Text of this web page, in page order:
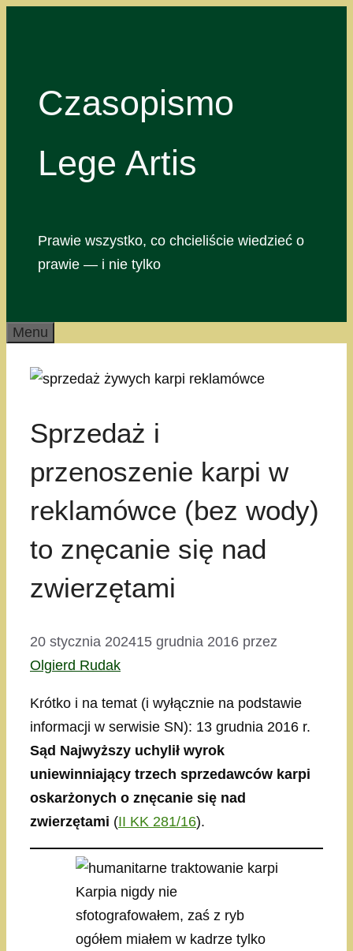
Czasopismo
Lege Artis
Prawie wszystko, co chcieliście wiedzieć o
prawie — i nie tylko
Menu
Sprzedaż i
przenoszenie karpi w
reklamówce (bez wody)
to znęcanie się nad
zwierzętami
20 stycznia 202415 grudnia 2016 przez
Olgierd Rudak
Krótko i na temat (i wyłącznie na podstawie
informacji w serwisie SN): 13 grudnia 2016 r.
Sąd Najwyższy uchylił wyrok
uniewinniający trzech sprzedawców karpi
oskarżonych o znęcanie się nad
zwierzętami (II KK 281/16​).
Karpia nigdy nie
sfotografowałem, zaś z ryb
ogółem miałem w kadrze tylko